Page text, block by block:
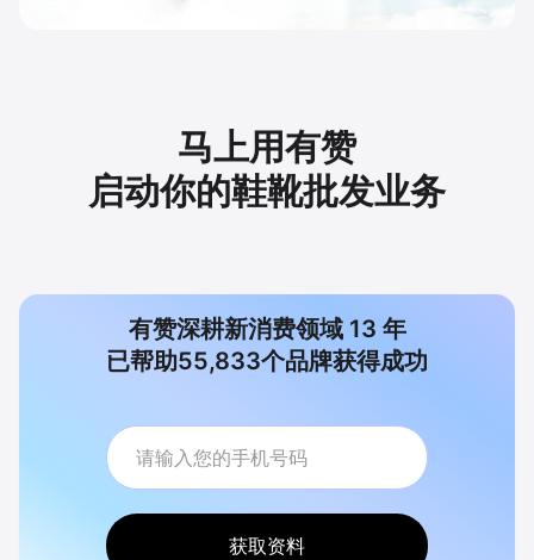
马上用有赞
启动你的鞋靴批发业务
有赞深耕新消费领域 13 年
已帮助55,833个品牌获得成功
获取资料